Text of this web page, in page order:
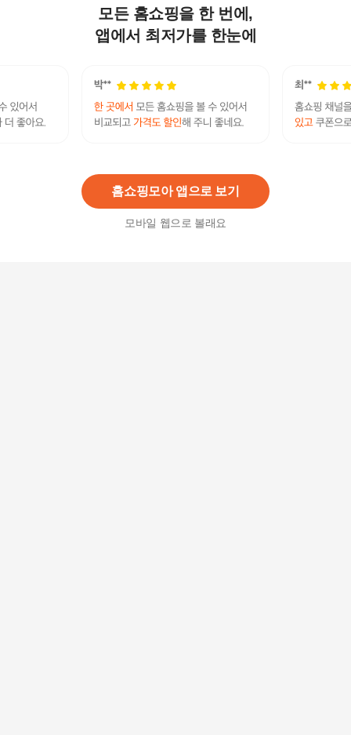
모든 홈쇼핑을 한 번에,
앱에서 최저가를 한눈에
홈쇼핑모아 앱으로 보기
모바일 웹으로 볼래요
메리큐 액티베이션 60정 강아지 고양이 영양제 보
조제 동물병원 정품
26,400 원
유아기용 종합영양제 [120.5g]